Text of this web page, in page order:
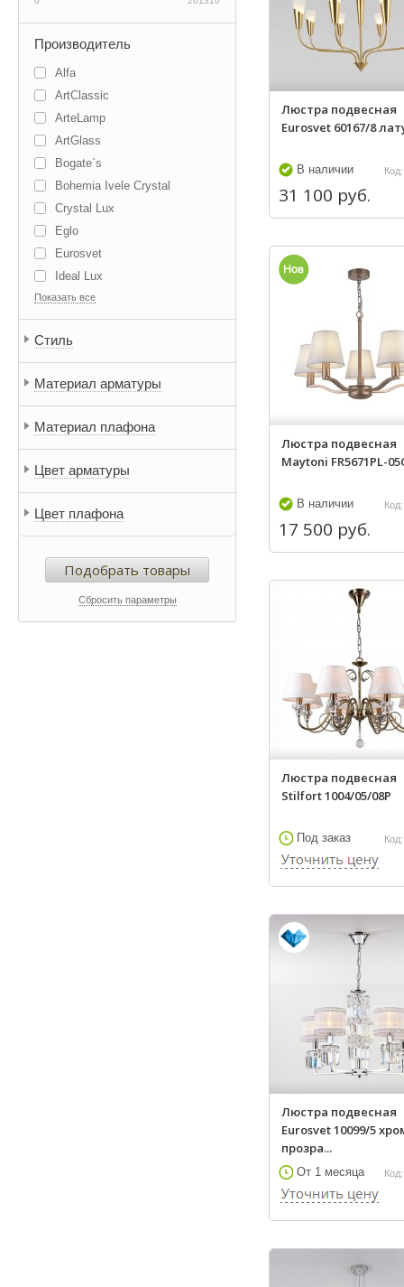
Производитель
Alfa
ArtClassic
ArteLamp
ArtGlass
Bogate`s
Bohemia Ivele Crystal
Crystal Lux
Eglo
Eurosvet
Ideal Lux
Kutek
L Arte Luce
Lightstar
Lumion
Lustrarte
Odeon Light
Stilfort
Blitz
Flos
Показать все
Стиль
Материал арматуры
Материал плафона
Цвет арматуры
Цвет плафона
Подобрать товары
Сбросить параметры
Люстра подвесная
Eurosvet 60167/8
В наличии
31 100 руб.
Люстра подвесная
Maytoni FR5671PL-
В наличии
17 500 руб.
Люстра подвесная
Stilfort 1004/05/08P
Под заказ
Люстра подвесная
Eurosvet 10099/5
прозра...
От 1 месяца